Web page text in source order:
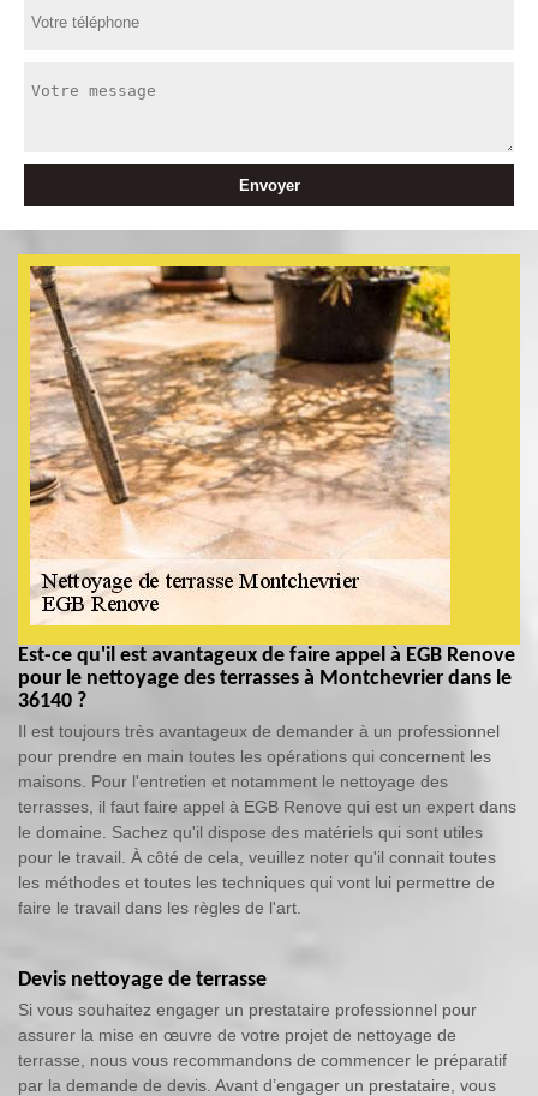
Est-ce qu'il est avantageux de faire appel à EGB Renove
pour le nettoyage des terrasses à Montchevrier dans le
36140 ?
Il est toujours très avantageux de demander à un professionnel
pour prendre en main toutes les opérations qui concernent les
maisons. Pour l'entretien et notamment le nettoyage des
terrasses, il faut faire appel à EGB Renove qui est un expert dans
le domaine. Sachez qu'il dispose des matériels qui sont utiles
pour le travail. À côté de cela, veuillez noter qu'il connait toutes
les méthodes et toutes les techniques qui vont lui permettre de
faire le travail dans les règles de l'art.
Devis nettoyage de terrasse
Si vous souhaitez engager un prestataire professionnel pour
assurer la mise en œuvre de votre projet de nettoyage de
terrasse, nous vous recommandons de commencer le préparatif
par la demande de devis. Avant d’engager un prestataire, vous